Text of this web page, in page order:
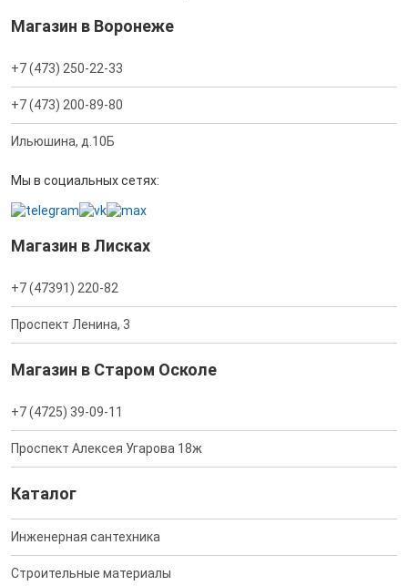
Магазин в Воронеже
+7 (473) 250-22-33
+7 (473) 200-89-80
Ильюшина, д.10Б
Мы в социальных сетях:
Магазин в Лисках
+7 (47391) 220-82
Проспект Ленина, 3
Магазин в Старом Осколе
+7 (4725) 39-09-11
Проспект Алексея Угарова 18ж
Каталог
Инженерная сантехника
Строительные материалы